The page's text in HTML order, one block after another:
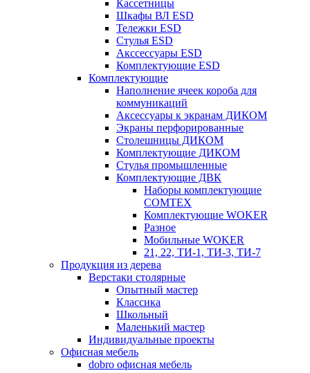
Кассетницы
Шкафы ВЛ ESD
Тележки ESD
Стулья ESD
Акссессуары ESD
Комплектующие ESD
Комплектующие
Наполнение ячеек короба для
коммуникаций
Аксессуары к экранам ДИКОМ
Экраны перфорированные
Cтолешницы ДИКОМ
Комплектующие ДИКОМ
Стулья промышленные
Комплектующие ДВК
Наборы комплектующие
COMTEX
Комплектующие WOKER
Разное
Мобильные WOKER
21, 22, ТИ-1, ТИ-3, ТИ-7
Продукция из дерева
Верстаки столярные
Опытный мастер
Классика
Школьный
Маленький мастер
Индивидуальные проекты
Офисная мебель
dobro офисная мебель